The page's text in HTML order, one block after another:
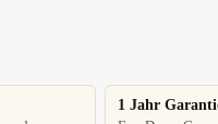
1 Jahr